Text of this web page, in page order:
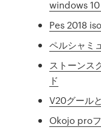
windows
Pes 2018
ペルシャミ
ストーンス
ド
V20グール
Okojo pro